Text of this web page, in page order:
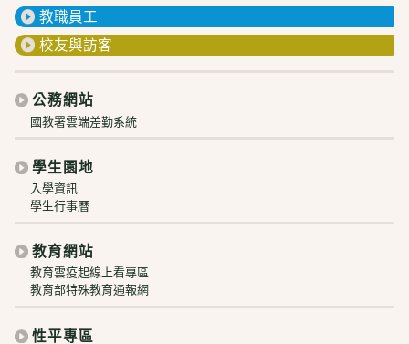
教職員工
校友與訪客
公務網站
國教署雲端差勤系統
學生園地
入學資訊
學生行事曆
教育網站
教育雲疫起線上看專區
教育部特殊教育通報網
性平專區